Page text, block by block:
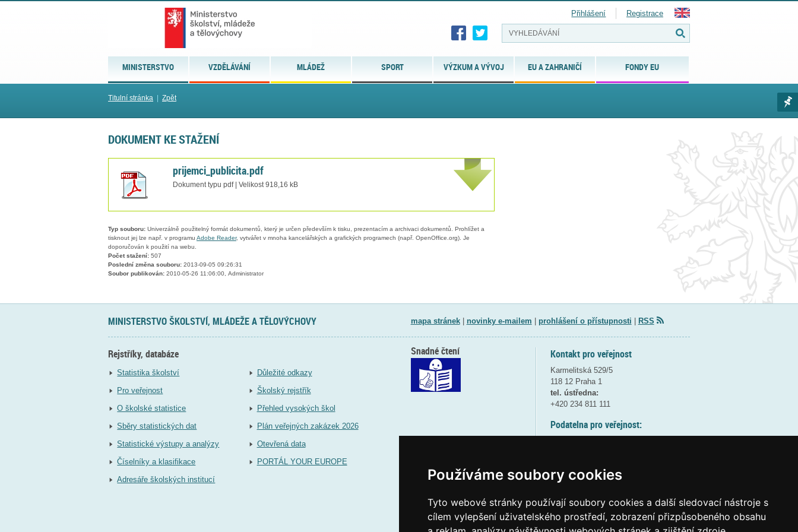
Používáme soubory cookies
Tyto webové stránky používají soubory cookies a další sledovací nástroje s
cílem vylepšení uživatelského prostředí, zobrazení přizpůsobeného obsahu
MINISTERSTVO VZDĚLÁVÁNÍ MLÁDEŽ SPORT VÝZKUM A VÝVOJ EU A ZAHRANIČÍ FONDY EU
Přihlášení Registrace
Titulní stránka Zpět
DOKUMENT KE STAŽENÍ
prijemci_publicita.pdf
Dokument typu pdf | Velikost 918,16 kB
Typ souboru: Univerzálně použitelný formát dokumentů, který je určen především k tisku, prezentacím a archivaci dokumentů. Prohlížet a
tisknout jej lze např. v programu Adobe Reader, vytvářet v mnoha kancelářských a grafických programech (např. OpenOffice.org). Je
doporučován k použití na webu.
Počet stažení: 507
Poslední změna souboru: 2013-09-05 09:26:31
Soubor publikován: 2010-05-26 11:06:00, Administrator
MINISTERSTVO ŠKOLSTVÍ, MLÁDEŽE A TĚLOVÝCHOVY mapa stránek| novinky e-mailem prohlášení o přístupnosti RSS
Rejstříky, databáze
Statistika školství
Pro veřejnost
O školské statistice
Sběry statistických dat
Statistické výstupy a analýzy
Číselníky a klasifikace
Adresáře školských institucí
Důležité odkazy
Školský rejstřík
Přehled vysokých škol
Plán veřejných zakázek 2026
Otevřená data
PORTÁL YOUR EUROPE
Kontakt pro veřejnost
Karmelitská 529/5
118 12 Praha 1
tel. ústředna:
+420 234 811 111
Podatelna pro veřejnost:
(více informací
Elektronická podatelna:
Snadné čtení